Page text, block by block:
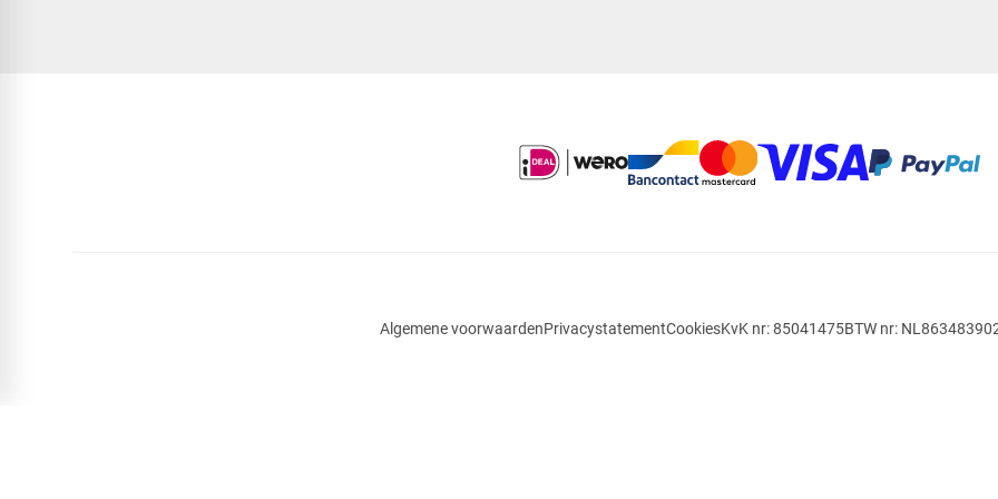
Algemene voorwaardenPrivacystatementCookiesKvK nr: 85041475BTW nr: